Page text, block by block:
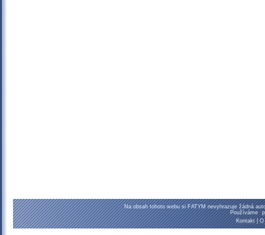
Na obsah tohoto webu si FATYM nevyhrazuje žádná
Používáme
Kontakt|O